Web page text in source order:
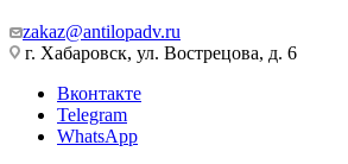
zakaz@antilopadv.ru
г. Хабаровск, ул. Вострецова, д. 6
Вконтакте
Telegram
WhatsApp